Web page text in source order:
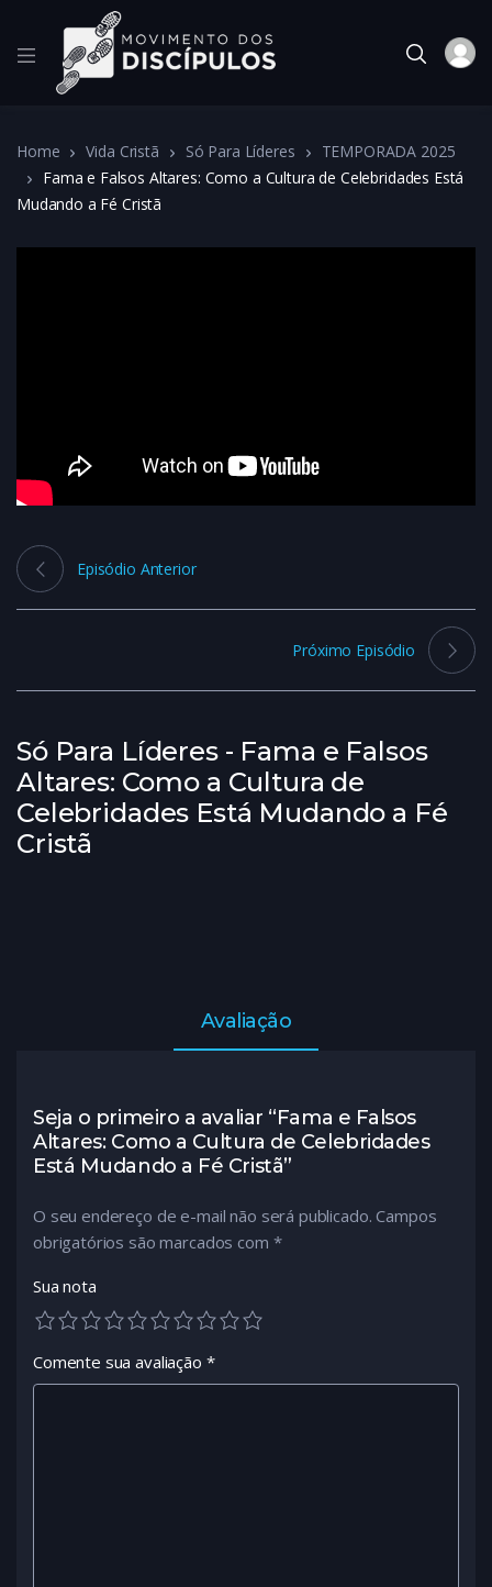
Home Vida Cristã Só Para Líderes
TEMPORADA 2025
Fama e Falsos Altares: Como a Cultura de Celebridades Está
Mudando a Fé Cristã
Só Para Líderes - Fama e Falsos
Altares: Como a Cultura de
Celebridades Está Mudando a Fé
Cristã
Episódio Anterior
Próximo Episódio
Avaliação
Seja o primeiro a avaliar “Fama e Falsos
Altares: Como a Cultura de Celebridades
Está Mudando a Fé Cristã”
O seu endereço de e-mail não será publicado. Campos
obrigatórios são marcados com *
Sua nota
Comente sua avaliação *